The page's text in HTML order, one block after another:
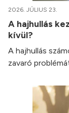
2026. JÚLIUS 23.
A hajhullás
kívül?
A hajhullás
zavaró